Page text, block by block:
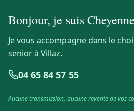
Bonjour, je suisCheyenne
Je vous accompagne dans le
senior à Villaz.
04 65 84 57 55
Aucune transmission, aucune revente de vos